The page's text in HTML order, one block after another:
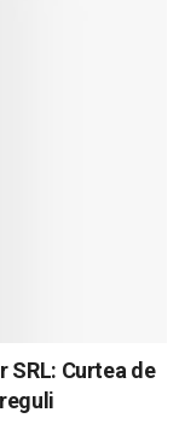
SRL: Curtea de